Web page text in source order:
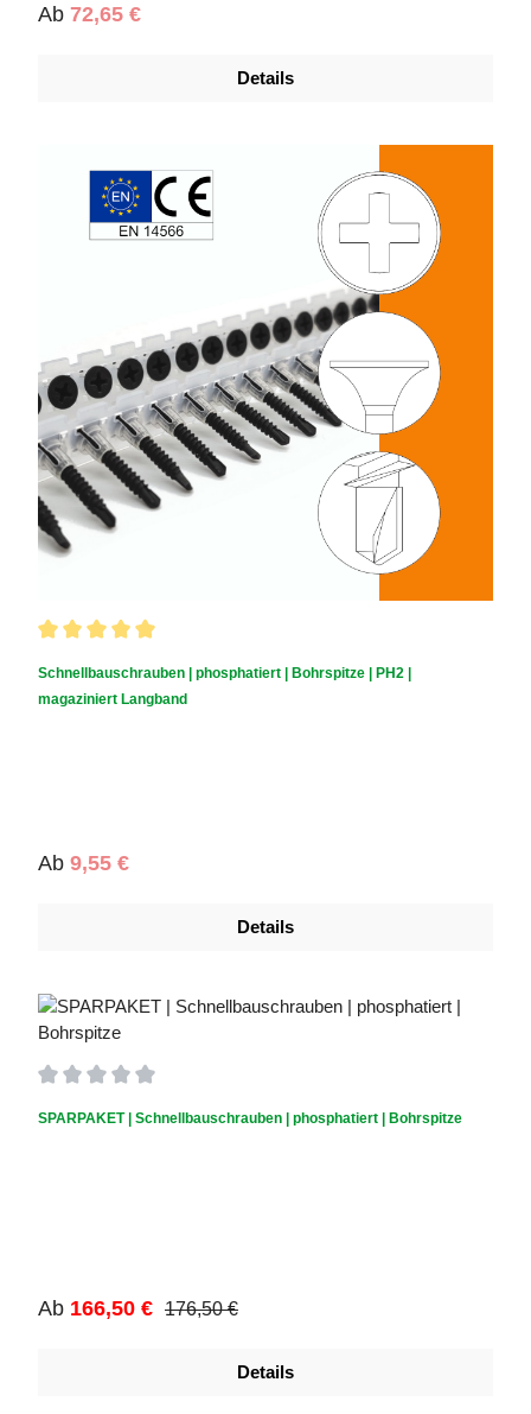
Regulärer Preis:
Ab 72,65 €
Details
Schnellbauschrauben | phosphatiert | Bohrspitze | PH2 |
magaziniert Langband
Regulärer Preis:
Ab 9,55 €
Details
SPARPAKET | Schnellbauschrauben | phosphatiert | Bohrspitze
Verkaufspreis:
Ab 166,50 € Regulärer Preis:
176,50 €
Details